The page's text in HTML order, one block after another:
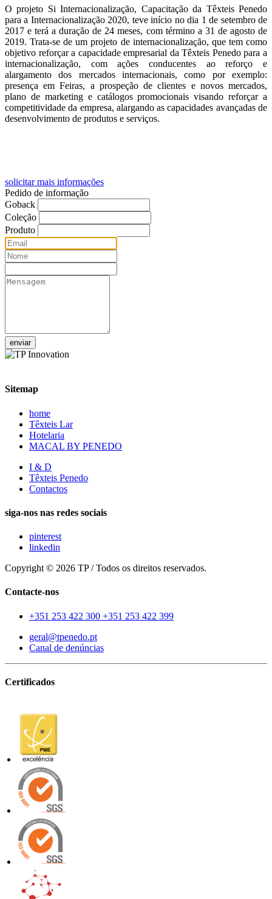
O projeto Si Internacionalização, Capacitação da Têxteis Penedo
para a Internacionalização 2020, teve início no dia 1 de setembro de
2017 e terá a duração de 24 meses, com término a 31 de agosto de
2019. Trata-se de um projeto de internacionalização, que tem como
objetivo reforçar a capacidade empresarial da Têxteis Penedo para a
internacionalização, com ações conducentes ao reforço e
alargamento dos mercados internacionais, como por exemplo:
presença em Feiras, a prospeção de clientes e novos mercados,
plano de marketing e catálogos promocionais visando reforçar a
competitividade da empresa, alargando as capacidades avançadas de
desenvolvimento de produtos e serviços.
solicitar mais informações
Pedido de informação
Goback
Coleção
Produto
enviar
Sitemap
home
Têxteis Lar
Hotelaria
MACAL BY PENEDO
I & D
Têxteis Penedo
Contactos
siga-nos nas redes sociais
pinterest
linkedin
Copyright © 2026 TP / Todos os direitos reservados.
Contacte-nos
+351 253 422 300 +351 253 422 399
geral@tpenedo.pt
Canal de denúncias
Certificados